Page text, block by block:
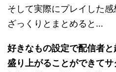
そして実際にプレイした感
ざっくりとまとめると…
好きなもの設定で配信者
盛り上がることができてサ